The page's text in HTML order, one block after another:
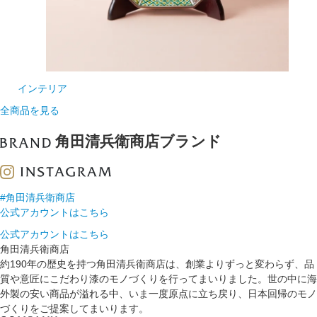
インテリア
全商品を見る
角田清兵衛商店ブランド
#角田清兵衛商店
公式アカウントはこちら
公式アカウントはこちら
角田清兵衛商店
約190年の歴史を持つ角田清兵衛商店は、創業よりずっと変わらず、品
質や意匠にこだわり漆のモノづくりを行ってまいりました。世の中に海
外製の安い商品が溢れる中、いま一度原点に立ち戻り、日本回帰のモノ
づくりをご提案してまいります。